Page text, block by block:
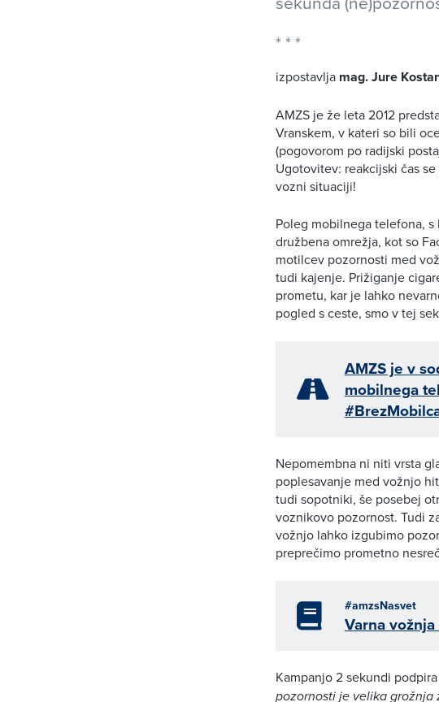
izpostavlja mag. Jure
AMZS je že leta 2012
Vranskem, v kateri so bili
(pogovorom po radijski
Ugotovitev: reakcijski čas
vozni situaciji!
Poleg mobilnega telefona,
družbena omrežja, kot so
motilcev pozornosti med
tudi kajenje. Prižiganje
prometu, kar je lahko
pogled s ceste, smo v tej
AMZS je v
mobilnega
Nepomembna ni niti vrsta
poplesavanje med vožnjo
tudi sopotniki, še posebej
voznikovo pozornost. Tudi
vožnjo lahko izgubimo
preprečimo prometno
#amzsNasvet
Varna
Kampanjo 2 sekundi
pozornosti je velika